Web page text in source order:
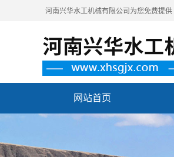
河南兴华水工机械有限公司为您免费提供
网站首页